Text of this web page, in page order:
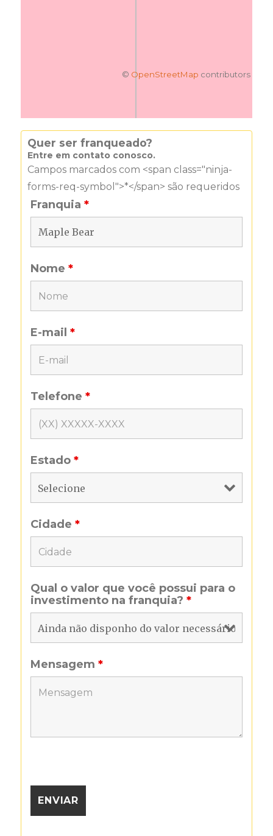
© OpenStreetMap contributors
Quer ser franqueado?
Entre em contato conosco.
Campos marcados com <span class="ninja-
forms-req-symbol">*</span> são requeridos
Franquia*
Nome*
E-mail*
Telefone*
Estado*
Cidade*
Qual o valor que você possui para o
investimento na franquia?*
Mensagem*